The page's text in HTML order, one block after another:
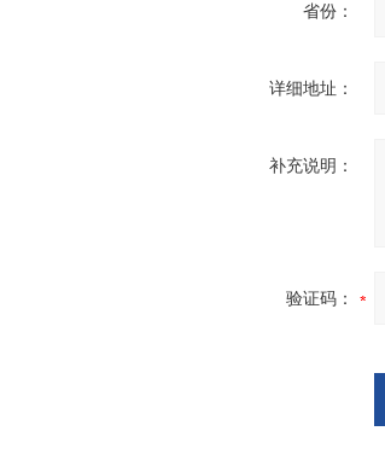
省份：
详细地址：
补充说明：
验证码：